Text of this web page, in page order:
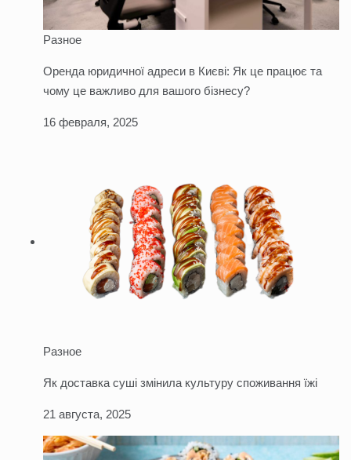
Разное
Оренда юридичної адреси в Києві: Як це працює та
чому це важливо для вашого бізнесу?
16 февраля, 2025
Разное
Як доставка суші змінила культуру споживання їжі
21 августа, 2025